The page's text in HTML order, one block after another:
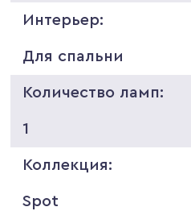
Интерьер:
Для спальни
Количество ламп:
1
Коллекция:
Spot